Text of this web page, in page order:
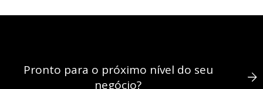
Pronto para o próximo nível do seu
negócio?